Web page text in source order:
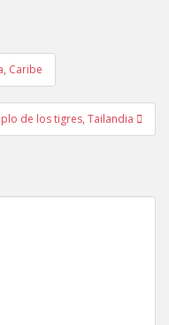
Caribe
de los tigres, Tailandia